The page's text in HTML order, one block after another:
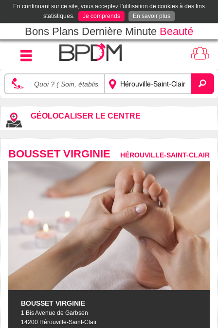
En continuant sur ce site, vous acceptez l'utilisation de cookies à des fins
statistiques.
Je comprends En savoir plus
Bons Plans Dernière Minute Beauté
GÉOLOCALISER LE CENTRE
BOUSSET VIRGINIE HÉROUVILLE-SAINT-CLAIR
BOUSSET VIRGINIE
1 Bis Avenue de Garbsen
14200 Hérouville-Saint-Clair